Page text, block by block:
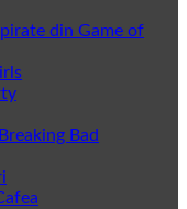
din Game of
Bad